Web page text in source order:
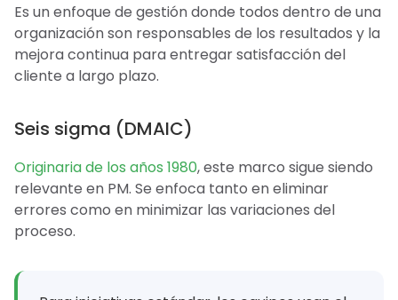
Es un enfoque de gestión donde todos dentro de una
organización son responsables de los resultados y la
mejora continua para entregar satisfacción del
cliente a largo plazo.
Seis sigma (DMAIC)
Originaria de los años 1980, este marco sigue siendo
relevante en PM. Se enfoca tanto en eliminar
errores como en minimizar las variaciones del
proceso.